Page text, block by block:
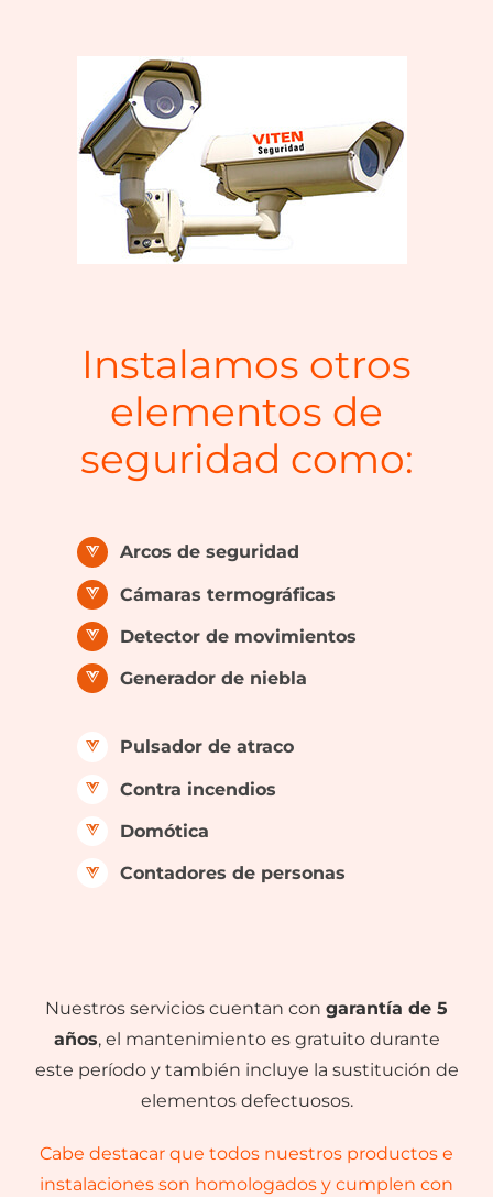
Instalamos otros
elementos de
seguridad como:
Arcos de seguridad
Cámaras termográficas
Detector de movimientos
Generador de niebla
Pulsador de atraco
Contra incendios
Domótica
Contadores de personas
Nuestros servicios cuentan con garantía de 5
años, el mantenimiento es gratuito durante
este período y también incluye la sustitución de
elementos defectuosos.
Cabe destacar que todos nuestros productos e
instalaciones son homologados y cumplen con